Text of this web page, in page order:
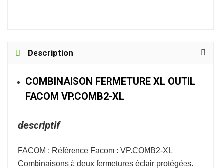
Description
COMBINAISON FERMETURE XL OUTIL
FACOM VP.COMB2-XL
descriptif
FACOM : Référence Facom : VP.COMB2-XL
Combinaisons à deux fermetures éclair protégées.